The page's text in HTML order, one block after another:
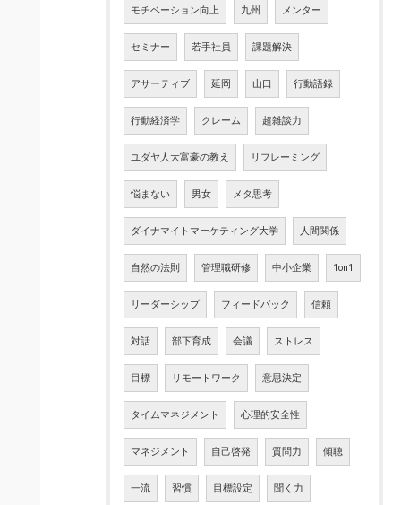
モチベーション向上 九州 メンター
セミナー 若手社員 課題解決
アサーティブ 延岡 山口 行動語録
行動経済学 クレーム 超雑談力
ユダヤ人大富豪の教え リフレーミング
悩まない 男女 メタ思考
ダイナマイトマーケティング大学 人間関係
自然の法則 管理職研修 中小企業 1on1
リーダーシップ フィードバック 信頼
対話 部下育成 会議 ストレス
目標 リモートワーク 意思決定
タイムマネジメント 心理的安全性
マネジメント 自己啓発 質問力 傾聴
一流 習慣 目標設定 聞く力